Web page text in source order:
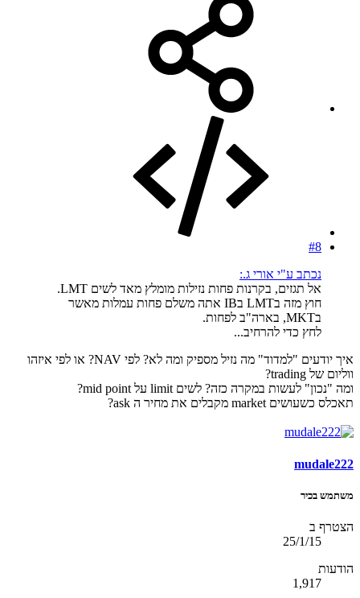
#8
נכתב ע"י אורי ג.:
אל תגזים, בקרנות פחות נזילות מומלץ מאד לשים LMT.
חוץ מזה בLMT בIB אתה משלם פחות עמלות מאשר
בMKT, בארה"ב לפחות.
לחץ כדי להרחיב...
איך יודעים "למדוד" מה נזיל מספיק ומה לא? לפי NAV? או לפי איזהו
ווליום של trading?
ומה "נכון" לעשות במקרה כזה? לשים limit על mid point?
תאכלס כשעושים market מקבלים את מחיר ה ask?
mudale222
משתמש בכיר
הצטרף ב
25/1/15
הודעות
1,917